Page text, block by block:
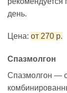
день.
Цена: от 270 р.
Спазмолгон
Спазмолгон —